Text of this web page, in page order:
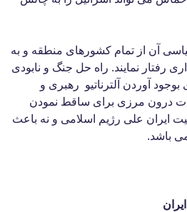
آن از تمام کشورهای منطقه و به
رفتار نمایند. راه حل جنگ و نابودی
آوردن آلترناتیو رهبری و
درون مرزی برای ساقط نمودن
ایران علی رژیم اسلامی و نه باعث
باشد.